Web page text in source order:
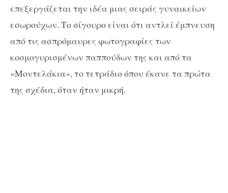
επεξεργάζεται την ιδέα μιας σειράς γυναικείων
εσωρούχων. Το σίγουρο είναι ότι αντλεί έμπνευση
από τις ασπρόμαυρες φωτογραφίες των
κοσμογυρισμένων παππούδων της και από τα
«Μοντελάκια», το τετράδιο όπου έκανε τα πρώτα
της σχέδια, όταν ήταν μικρή.